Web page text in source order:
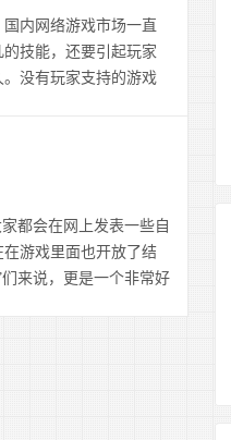
内网络游戏市场一直
技能，还要引起玩家
没有玩家支持的游戏
都会在网上发表一些自
游戏里面也开放了结
来说，更是一个非常好